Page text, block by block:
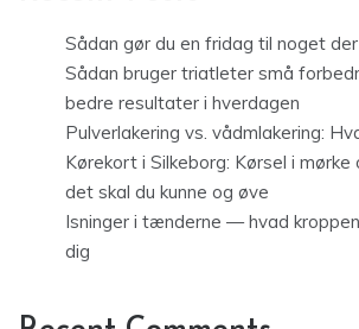
Sådan gør du en fridag til noget
Sådan bruger triatleter små
bedre resultater i hverdagen
Pulverlakering vs. vådmlakering:
Kørekort i Silkeborg: Kørsel i mørke
det skal du kunne og øve
Isninger i tænderne — hvad
dig